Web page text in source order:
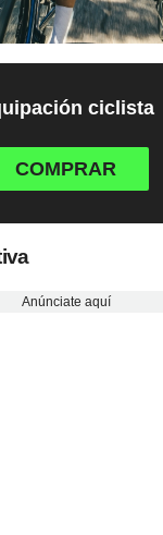
ciclista
COMPRAR
Anúnciate aquí